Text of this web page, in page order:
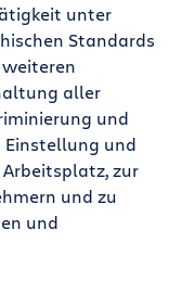
unter
Standards
aller
und
Einstellung und
zur
und zu
und